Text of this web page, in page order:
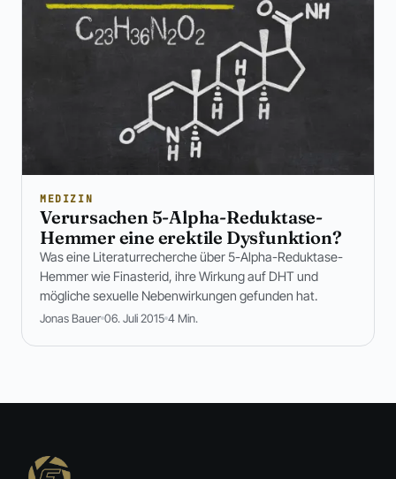
MEDIZIN
Verursachen 5-Alpha-Reduktase-
Hemmer eine erektile Dysfunktion?
Was eine Literaturrecherche über 5-Alpha-Reduktase-
Hemmer wie Finasterid, ihre Wirkung auf DHT und
mögliche sexuelle Nebenwirkungen gefunden hat.
Jonas Bauer 06. Juli 2015 4 Min.